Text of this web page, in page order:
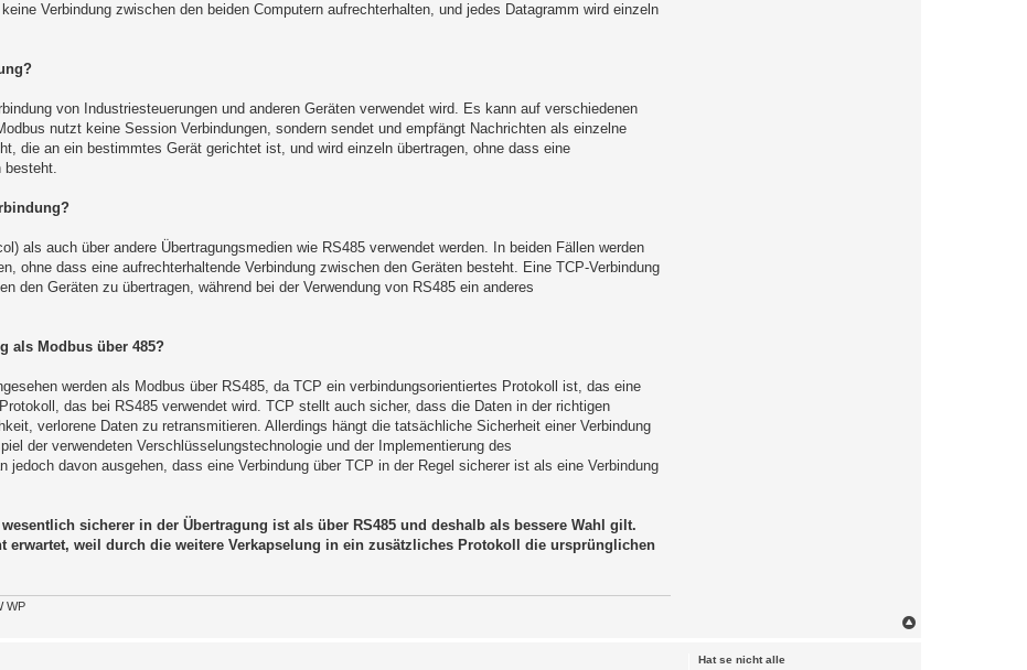
Verbindung zwischen den beiden Computern aufrechterhalten, und jedes Datagramm wird einzeln
von Industriesteuerungen und anderen Geräten verwendet wird. Es kann auf verschiedenen
nutzt keine Session Verbindungen, sondern sendet und empfängt Nachrichten als einzelne
die an ein bestimmtes Gerät gerichtet ist, und wird einzeln übertragen, ohne dass eine
besteht.
als auch über andere Übertragungsmedien wie RS485 verwendet werden. In beiden Fällen werden
ohne dass eine aufrechterhaltende Verbindung zwischen den Geräten besteht. Eine TCP-Verbindung
den Geräten zu übertragen, während bei der Verwendung von RS485 ein anderes
als Modbus über 485?
werden als Modbus über RS485, da TCP ein verbindungsorientiertes Protokoll ist, das eine
das bei RS485 verwendet wird. TCP stellt auch sicher, dass die Daten in der richtigen
verlorene Daten zu retransmitieren. Allerdings hängt die tatsächliche Sicherheit einer Verbindung
der verwendeten Verschlüsselungstechnologie und der Implementierung des
davon ausgehen, dass eine Verbindung über TCP in der Regel sicherer ist als eine Verbindung
sicherer in der Übertragung ist als über RS485 und deshalb als bessere Wahl gilt.
erwartet, weil durch die weitere Verkapselung in ein zusätzliches Protokoll die ursprünglichen
WP
Hat se nicht alle